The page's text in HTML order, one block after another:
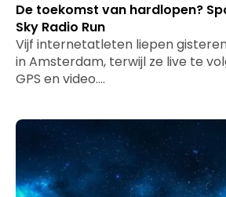
De toekomst van hardlopen?
Sky Radio Run
Vijf internetatleten liepen gisteren
in Amsterdam, terwijl ze live te
GPS en video.…